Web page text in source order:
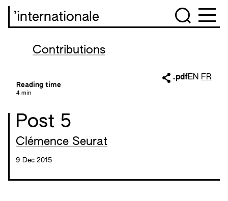
’internationale
Contributions
Reading time
4 min
.pdfEN FR
Post 5
Clémence Seurat
9 Dec 2015